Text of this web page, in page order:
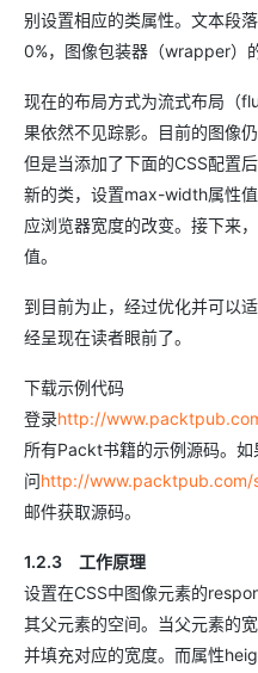
别设置相应的类属性。文本段
0%，图像包装器（wrapper）
现在的布局方式为流式布局（
果依然不见踪影。目前的图像
但是当添加了下面的CSS配置
新的类，设置max-width属性
应浏览器宽度的改变。接下来
值。
到目前为止，经过优化并可以
经呈现在读者眼前了。
下载示例代码
登录http://
所有Packt书籍的示例源码。
问http://www.packtpub.com/
邮件获取源码。
1.2.3 工作原理
设置在CSS中图像元素的
其父元素的空间。当父元素的
并填充对应的宽度。而属性